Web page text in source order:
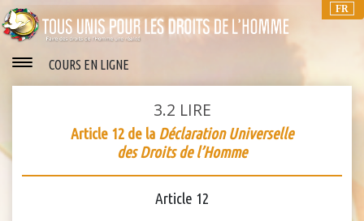
FR
COURS EN LIGNE
3.2 LIRE
Article 12 de la Déclaration Universelle
des Droits de l’Homme
Article 12